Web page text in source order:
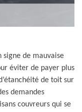
signe de mauvaise
éviter de payer plus
de toit sur
demandes
couvreurs qui se